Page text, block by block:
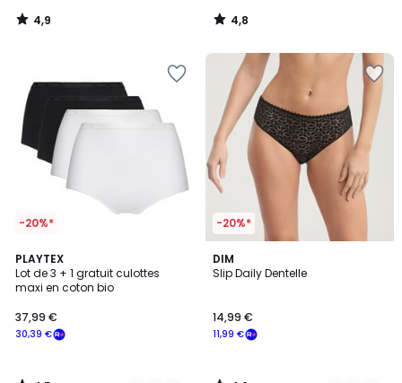
4,9
/
4,8
/
-20%*
PLAYTEX
Lot de 3 + 1 gratuit culottes
maxi en coton bio
30,39 €
37,99 €
4,5
/ 5
3
Couleurs
-20%*
DIM
Slip Daily Dentelle
11,99 €
14,99 €
4,6
/ 5
4
Couleurs